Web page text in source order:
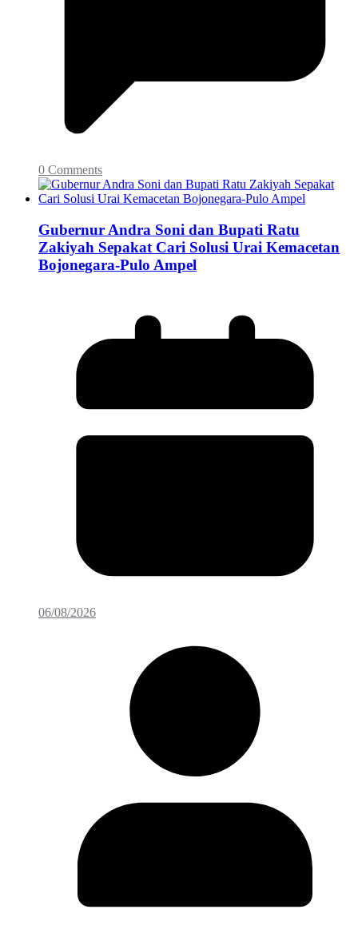
0 Comments
Gubernur Andra Soni dan Bupati Ratu
Zakiyah Sepakat Cari Solusi Urai Kemacetan
Bojonegara-Pulo Ampel
06/08/2026